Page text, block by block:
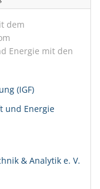
dem
Energie mit den
(IGF)
und Energie
& Analytik e. V.